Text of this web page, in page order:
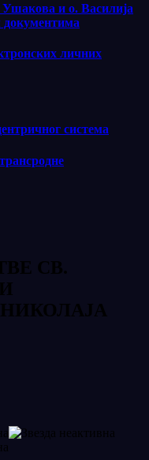
Ушакова и о. Василија
личних
система
СВ.